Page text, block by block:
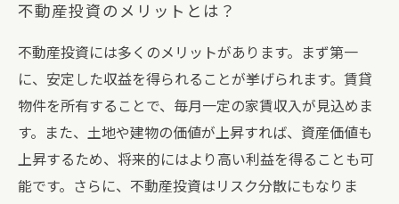
不動産投資のメリットとは？
不動産投資には多くのメリットがあります。まず第一
に、安定した収益を得られることが挙げられます。賃貸
物件を所有することで、毎月一定の家賃収入が見込めま
す。また、土地や建物の価値が上昇すれば、資産価値も
上昇するため、将来的にはより高い利益を得ることも可
能です。さらに、不動産投資はリスク分散にもなりま